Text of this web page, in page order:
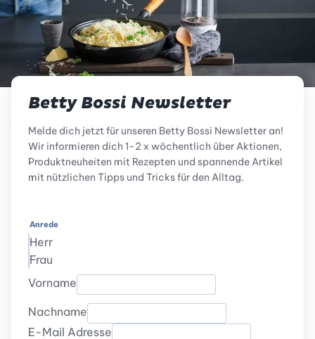
Betty Bossi Newsletter
Melde dich jetzt für unseren Betty Bossi Newsletter an!
Wir informieren dich 1-2 x wöchentlich über Aktionen,
Produktneuheiten mit Rezepten und spannende Artikel
mit nützlichen Tipps und Tricks für den Alltag.
Anrede
Herr
Frau
Vorname
Nachname
E-Mail Adresse